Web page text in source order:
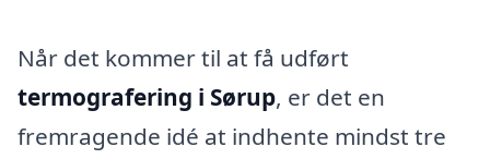
Når det kommer til at få udført
termografering i Sørup, er det en
fremragende idé at indhente mindst tre